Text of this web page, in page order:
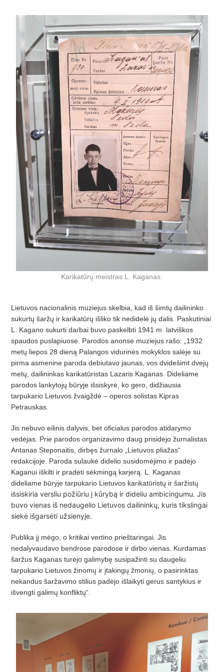
Karikatūrų meistras L. Kaganas.
Lietuvos nacionalinis muziejus skelbia, kad iš šimtų dailininko
sukurtų šaržų ir karikatūrų išliko tik nedidelė jų dalis. Paskutiniai
L. Kagano sukurti darbai buvo paskelbti 1941 m. latviškos
spaudos puslapiuose. Parodos anonse muziejus rašo: „1932
metų liepos 28 dieną Palangos vidurinės mokyklos salėje su
pirma asmenine paroda debiutavo jaunas, vos dvidešimt dvejų
metų, dailininkas karikatūristas Lazaris Kaganas. Dideliame
parodos lankytojų būryje išsiskyrė, ko gero, didžiausia
tarpukario Lietuvos žvaigždė – operos solistas Kipras
Petrauskas.
Jis nebuvo eilinis dalyvis, bet oficialus parodos atidarymo
vedėjas. Prie parodos organizavimo daug prisidėjo žurnalistas
Antanas Steponaitis, dirbęs žurnalo „Lietuvos pliažas“
redakcijoje. Paroda sulaukė didelio susidomėjimo ir padėjo
Kaganui iškilti ir pradėti sėkmingą karjerą. L. Kaganas
dideliame būryje tarpukario Lietuvos karikatūristų ir šaržistų
išsiskiria versliu požiūriu į kūrybą ir dideliu ambicingumu. Jis
buvo vienas iš nedaugelio Lietuvos dailininkų, kuris tikslingai
siekė išgarsėti užsienyje.
Publika jį mėgo, o kritikai vertino prieštaringai. Jis
nedalyvaudavo bendrose parodose ir dirbo vienas. Kurdamas
šaržus Kaganas turėjo galimybę susipažinti su daugeliu
tarpukario Lietuvos žinomų ir įtakingų žmonių, o pasirinktas
nekandus šaržavimo stilius padėjo išlaikyti gerus santykius ir
išvengti galimų konfliktų“.